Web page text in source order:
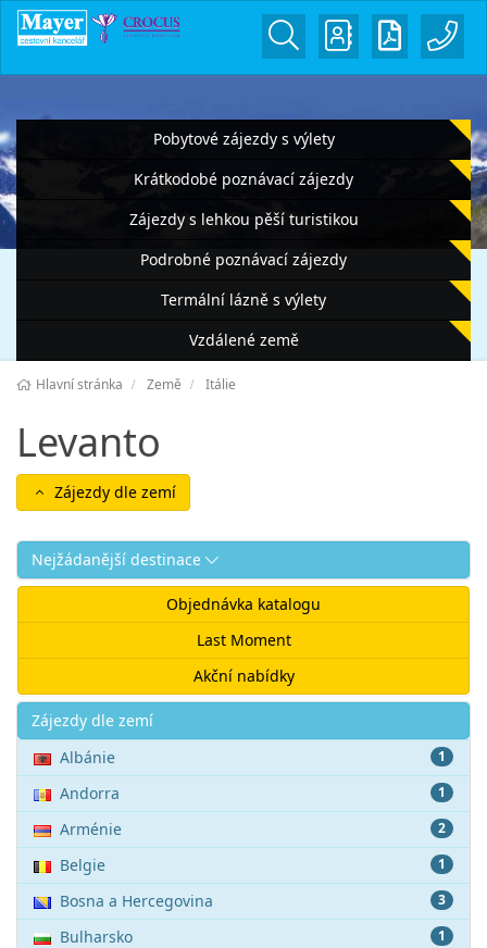
Pobytové zájezdy s výlety
Krátkodobé poznávací zájezdy
Zájezdy s lehkou pěší turistikou
Podrobné poznávací zájezdy
Termální lázně s výlety
Vzdálené země
Hlavní stránka Země Itálie
Levanto
Zájezdy dle zemí
Nejžádanější destinace
Objednávka katalogu
Last Moment
Akční nabídky
Akce
Zájezdy dle zemí
1
Albánie
1
Andorra
2
Arménie
1
Belgie
3
Bosna a Hercegovina
1
Bulharsko